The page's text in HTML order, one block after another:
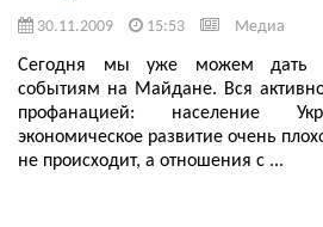
30.11.2009 15:53 Медиа
Сегодня мы уже можем дать
событиям на Майдане. Вся
профанацией: население
экономическое развитие очень
не происходит, а отношения с ...